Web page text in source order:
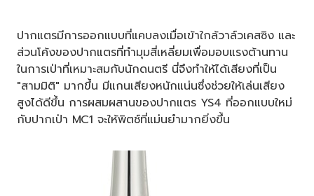
ปากแตรมีการออกแบบที่แคบลงเมื่อเข้าใกล้วาล์วเคสซิง และ
ส่วนโค้งของปากแตรที่ทำมุมสี่เหลี่ยมเพื่อมอบแรงต้านทาน
ในการเป่าที่เหมาะสมกับนักดนตรี นี่จึงทำให้ได้เสียงที่เป็น
"สามมิติ" มากขึ้น มีแกนเสียงหนักแน่นซึ่งช่วยให้เล่นเสียง
สูงได้ดีขึ้น การผสมผสานของปากแตร YS4 ที่ออกแบบใหม่
กับปากเป่า MC1 จะให้พิตช์ที่แม่นยำมากยิ่งขึ้น